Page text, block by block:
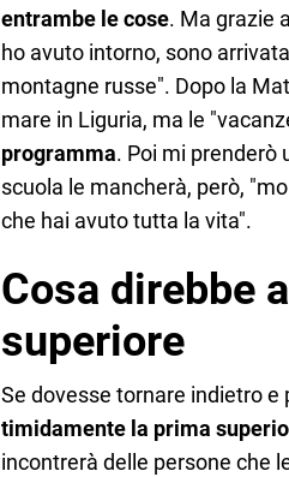
entrambe le cose. Ma grazie
ho avuto intorno, sono
montagne russe". Dopo la
mare in Liguria, ma le
programma. Poi mi prenderò
scuola le mancherà, però,
che hai avuto tutta la vita".
Cosa direbbe
superiore
Se dovesse tornare indietro e
timidamente la prima
incontrerà delle persone che